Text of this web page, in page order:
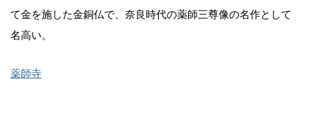
て金を施した金銅仏で、奈良時代の薬師三尊像の名作として
名高い。
薬師寺